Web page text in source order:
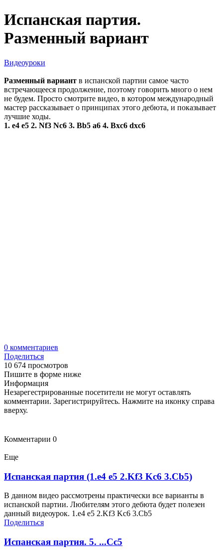
Испанская партия.
Разменный вариант
Видеоуроки
Разменный вариант в испанской партии самое часто
встречающееся продолжение, поэтому говорить много о нем
не будем. Просто смотрите видео, в котором международный
мастер рассказывает о принципах этого дебюта, и показывает
лучшие ходы.
1. e4 e5 2. Nf3 Nc6 3. Bb5 a6 4. Bxc6 dxc6
0 комментариев
Поделиться
10 674 просмотров
Пишите в форме ниже
Информация
Незарегестрированные посетители не могут оставлять
комментарии. Зарегистрируйтесь. Нажмите на иконку справа
вверху.
Комментарии 0
Еще
Испанская партия (1.e4 e5 2.Kf3 Kc6 3.Cb5)
В данном видео рассмотрены практически все варианты в
испанской партии. Любителям этого дебюта будет полезен
данный видеоурок. 1.e4 e5 2.Kf3 Kc6 3.Cb5
Поделиться
Испанская партия. 5. ...Сс5